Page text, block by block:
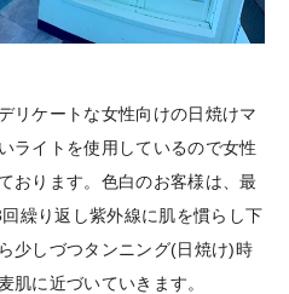
リケートな女性向けの日焼けマ
ライトを使用しているので女性
おります。色白のお客様は、最
繰り返し紫外線に肌を慣らし下
少しづつタンニング(日焼け)時
肌に近づいていきます。